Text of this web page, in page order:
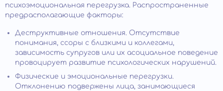
психоэмоциональная перегрузка. Распространенные
предрасполагающие факторы:
Деструктивные отношения. Отсутствие
понимания, ссоры с близкими и коллегами,
зависимость супругов или их асоциальное поведение
провоцирует развитие психологических нарушений.
Физические и эмоциональные перегрузки.
Отклонению подвержены лица, занимающиеся